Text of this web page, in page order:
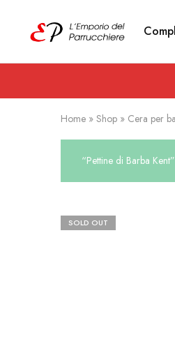
Emporio
del
Prodotti
estetici
Articoli
Home » Shop » Cera per
“Pettine di Barba
SOLD OUT